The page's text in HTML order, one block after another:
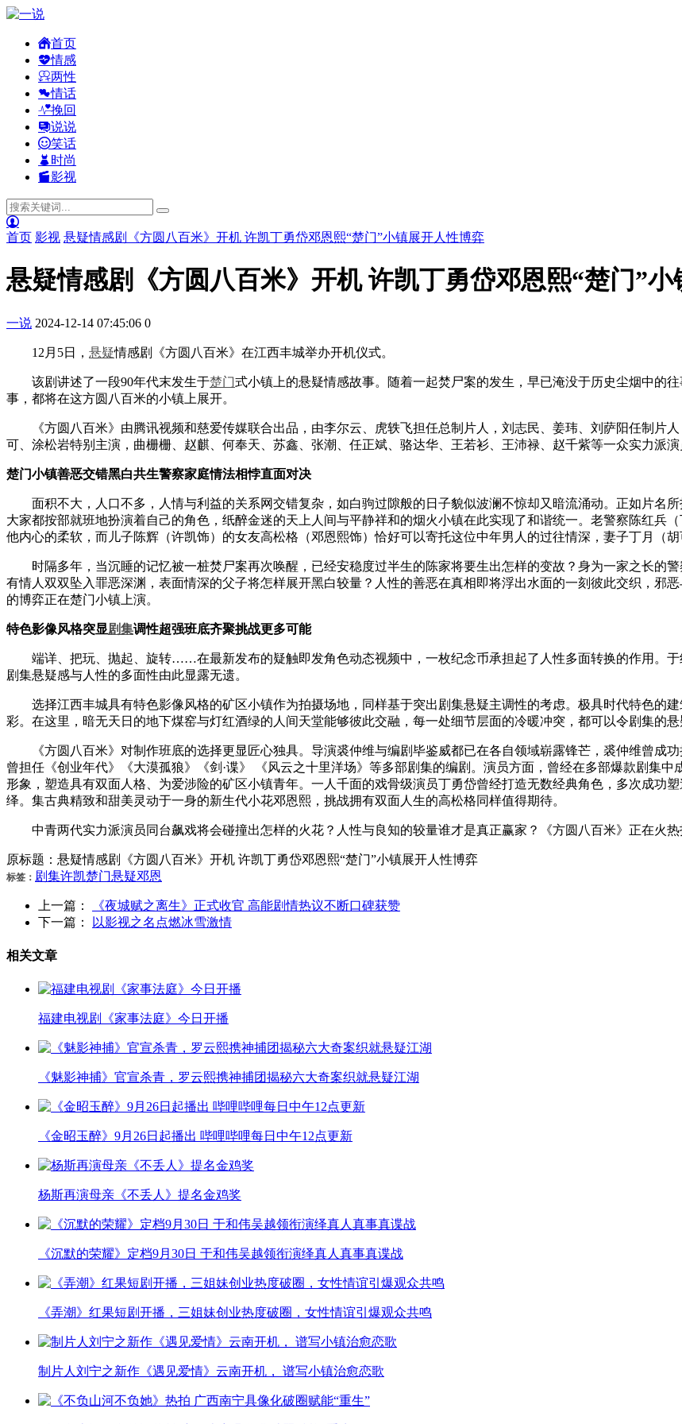
首页
情感
两性
情话
挽回
说说
笑话
时尚
影视
首页 影视 悬疑情感剧《方圆八百米》开机 许凯丁勇岱邓恩熙“楚门”小镇展开人性博弈
悬疑情感剧《方圆八百米》开机 许凯丁勇岱邓恩熙“楚门”
一说 2024-12-14 07:45:06 0
12月5日， 悬疑情感剧《方圆八百米》在江西丰城举办开机仪式。
该剧讲述了一段90年代末发生于楚门式小镇上的悬疑情感故事。随着一起焚尸案的发生，早已淹没于历史尘烟中的
事，都将在这方圆八百米的小镇上展开。
《方圆八百米》由腾讯视频和慈爱传媒联合出品，由李尔云、虎轶飞担任总制片人，刘志民、姜玮、刘萨阳任制片人
可、涂松岩特别主演，曲栅栅、赵麒、何奉天、苏鑫、张潮、任正斌、骆达华、王若衫、王沛禄、赵千紫等一众实力派演
楚门小镇善恶交错黑白共生警察家庭情法相悖直面对决
面积不大，人口不多，人情与利益的关系网交错复杂，如白驹过隙般的日子貌似波澜不惊却又暗流涌动。正如片名所
大家都按部就班地扮演着自己的角色，纸醉金迷的天上人间与平静祥和的烟火小镇在此实现了和谐统一。老警察陈红兵
他内心的柔软，而儿子陈辉（许凯饰）的女友高松格（邓恩熙饰）恰好可以寄托这位中年男人的过往情深，妻子丁月（
时隔多年，当沉睡的记忆被一桩焚尸案再次唤醒，已经安稳度过半生的陈家将要生出怎样的变故？身为一家之长的
有情人双双坠入罪恶深渊，表面情深的父子将怎样展开黑白较量？人性的善恶在真相即将浮出水面的一刻彼此交织，邪
的博弈正在楚门小镇上演。
特色影像风格突显剧集调性超强班底齐聚挑战更多可能
端详、把玩、抛起、旋转……在最新发布的疑触即发角色动态视频中，一枚纪念币承担起了人性多面转换的作用。于
剧集悬疑感与人性的多面性由此显露无遗。
选择江西丰城具有特色影像风格的矿区小镇作为拍摄场地，同样基于突出剧集悬疑主调性的考虑。极具时代特色的
彩。在这里，暗无天日的地下煤窑与灯红酒绿的人间天堂能够彼此交融，每一处细节层面的冷暖冲突，都可以令剧集的悬
《方圆八百米》对制作班底的选择更显匠心独具。导演裘仲维与编剧毕鉴威都已在各自领域崭露锋芒，裘仲维曾成
曾担任《创业年代》《大漠孤狼》《剑·谍》 《风云之十里洋场》等多部剧集的编剧。演员方面，曾经在多部爆款剧集
形象，塑造具有双面人格、为爱涉险的矿区小镇青年。一人千面的戏骨级演员丁勇岱曾经打造无数经典角色，多次成功
绎。集古典精致和甜美灵动于一身的新生代小花邓恩熙，挑战拥有双面人生的高松格同样值得期待。
中青两代实力派演员同台飙戏将会碰撞出怎样的火花？人性与良知的较量谁才是真正赢家？《方圆八百米》正在火热
原标题：悬疑情感剧《方圆八百米》开机 许凯丁勇岱邓恩熙“楚门”小镇展开人性博弈
标签： 剧集许凯楚门悬疑邓恩
上一篇：
《夜城赋之离生》正式收官 高能剧情热议不断口碑获赞
下一篇：
以影视之名点燃冰雪激情
相关文章
福建电视剧《家事法庭》今日开播
《魅影神捕》官宣杀青，罗云熙携神捕团揭秘六大奇案织就悬疑江湖
《金昭玉醉》9月26日起播出 哔哩哔哩每日中午12点更新
杨斯再演母亲《不丢人》提名金鸡奖
《沉默的荣耀》定档9月30日 于和伟吴越领衔演绎真人真事真谍战
《弄潮》红果短剧开播，三姐妹创业热度破圈，女性情谊引爆观众共鸣
制片人刘宁之新作《遇见爱情》云南开机， 谱写小镇治愈恋歌